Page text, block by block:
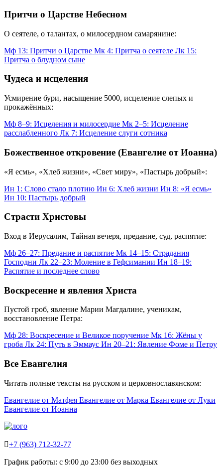
Притчи о Царстве Небесном
О сеятеле, о талантах, о милосердном самарянине:
Мф 13: Притчи о Царстве Мк 4: Притча о сеятеле Лк 15:
Притча о блудном сыне
Чудеса и исцеления
Усмирение бури, насыщение 5000, исцеление слепых и
прокажённых:
Мф 8–9: Исцеления и милосердие Мк 2–5: Исцеление
расслабленного Лк 7: Исцеление слуги сотника
Божественное откровение (Евангелие от Иоанна)
«Я есмь», «Хлеб жизни», «Свет миру», «Пастырь добрый»:
Ин 1: Слово стало плотию Ин 6: Хлеб жизни Ин 8: «Я есмь»
Ин 10: Пастырь добрый
Страсти Христовы
Вход в Иерусалим, Тайная вечеря, предание, суд, распятие:
Мф 26–27: Предание и распятие Мк 14–15: Страдания
Господни Лк 22–23: Моление в Гефсимании Ин 18–19:
Распятие и последнее слово
Воскресение и явления Христа
Пустой гроб, явление Марии Магдалине, ученикам,
восстановление Петра:
Мф 28: Воскресение и Великое поручение Мк 16: Жёны у
гроба Лк 24: Путь в Эммаус Ин 20–21: Явление Фоме и Петру
Все Евангелия
Читать полные тексты на русском и церковнославянском:
Евангелие от Матфея Евангелие от Марка Евангелие от Луки
Евангелие от Иоанна
+7 (963) 712-32-77
График работы: с 9:00 до 23:00 без выходных